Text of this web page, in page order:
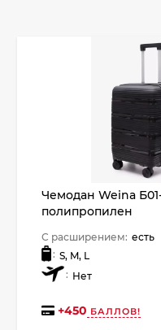
Чемодан Weina
полипропилен
С расширением: есть
: S, M, L
: Нет
+450 БАЛЛОВ!